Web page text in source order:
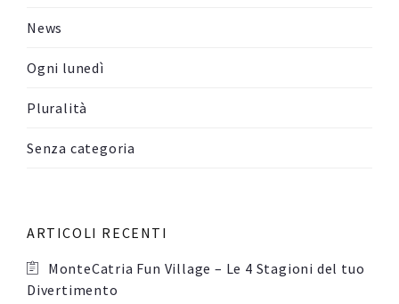
News
Ogni lunedì
Pluralità
Senza categoria
ARTICOLI RECENTI
MonteCatria Fun Village – Le 4 Stagioni del tuo
Divertimento